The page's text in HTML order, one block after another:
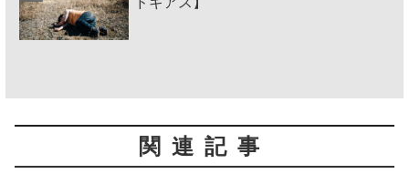
関連記事